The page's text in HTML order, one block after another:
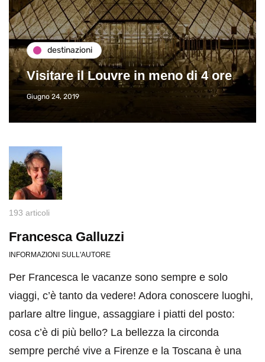
destinazioni
Visitare il Louvre in meno di 4 ore
Giugno 24, 2019
193 articoli
Francesca Galluzzi
INFORMAZIONI SULL'AUTORE
Per Francesca le vacanze sono sempre e solo
viaggi, c’è tanto da vedere! Adora conoscere luoghi,
parlare altre lingue, assaggiare i piatti del posto:
cosa c’è di più bello? La bellezza la circonda
sempre perché vive a Firenze e la Toscana è una